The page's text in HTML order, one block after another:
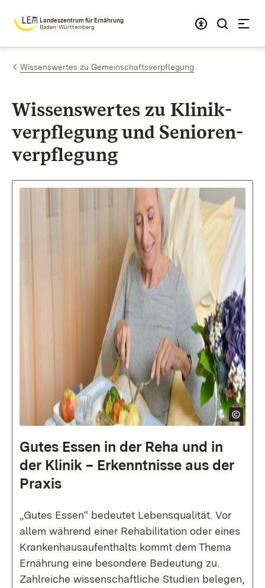
Zum Inhalt springen
Landeszentrum für Ernährung
Baden-Württemberg
Wissenswertes zu Gemeinschaftsverpflegung
Wissens­wertes zu Klinik­
verpflegung und Senioren­
verpflegung
Gutes Essen in der Reha und in
der Klinik – Erkenntnisse aus der
Praxis
„Gutes Essen“ bedeutet Lebensqualität. Vor
allem während einer Rehabilitation oder eines
Krankenhausaufenthalts kommt dem Thema
Ernährung eine besondere Bedeutung zu.
Zahlreiche wissenschaftliche Studien belegen,